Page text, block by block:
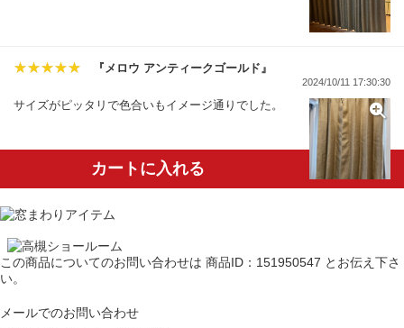
『メロウ アンティークゴールド』
2024/10/11 17:30:30
サイズがピッタリで色合いもイメージ通りでした。
カートに入れる
この商品についてのお問い合わせは 商品ID：151950547 とお伝え下さ
い。
メールでのお問い合わせ